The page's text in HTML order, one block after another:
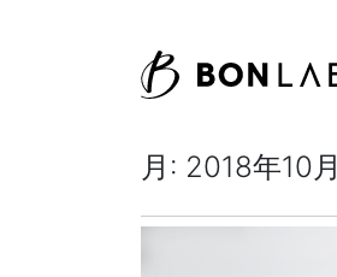
月: 2018年10月